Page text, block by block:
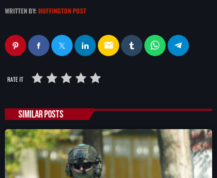
WRITTEN BY: HUFFINGTON POST
email
RATE IT
SIMILAR POSTS